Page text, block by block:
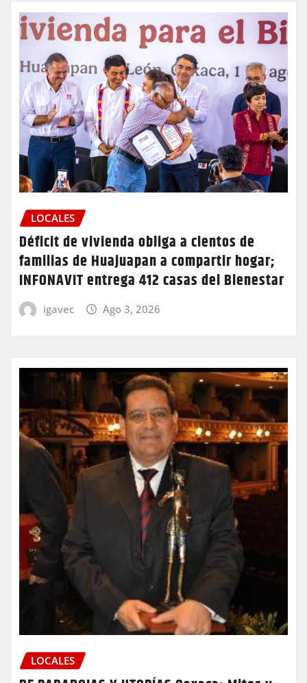
LOCALES
Déficit de vivienda obliga a cientos de
familias de Huajuapan a compartir hogar;
INFONAVIT entrega 412 casas del Bienestar
igavec Ago 3, 2026
LOCALES